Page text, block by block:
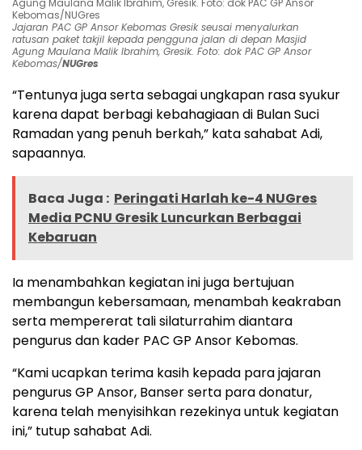
Jajaran PAC GP Ansor Kebomas Gresik seusai menyalurkan
ratusan paket takjil kepada pengguna jalan di depan Masjid
Agung Maulana Malik Ibrahim, Gresik. Foto: dok PAC GP Ansor
Kebomas/NUGres
“Tentunya juga serta sebagai ungkapan rasa syukur
karena dapat berbagi kebahagiaan di Bulan Suci
Ramadan yang penuh berkah,” kata sahabat Adi,
sapaannya.
Baca Juga : Peringati Harlah ke-4 NUGres
Media PCNU Gresik Luncurkan Berbagai
Kebaruan
Ia menambahkan kegiatan ini juga bertujuan
membangun kebersamaan, menambah keakraban
serta mempererat tali silaturrahim diantara
pengurus dan kader PAC GP Ansor Kebomas.
“Kami ucapkan terima kasih kepada para jajaran
pengurus GP Ansor, Banser serta para donatur,
karena telah menyisihkan rezekinya untuk kegiatan
ini,” tutup sahabat Adi.